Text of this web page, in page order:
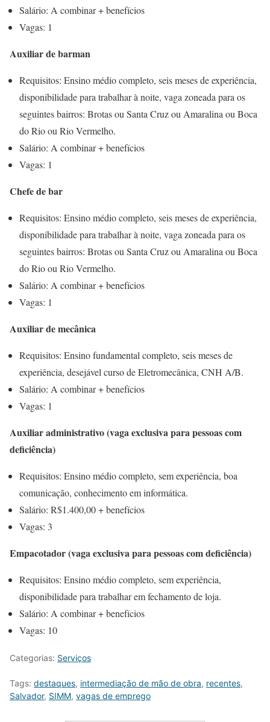
Salário: A combinar + benefícios
Vagas: 1
Auxiliar de barman
Requisitos: Ensino médio completo, seis meses de experiência,
disponibilidade para trabalhar à noite, vaga zoneada para os
seguintes bairros: Brotas ou Santa Cruz ou Amaralina ou Boca
do Rio ou Rio Vermelho.
Salário: A combinar + benefícios
Vagas: 1
Chefe de bar
Requisitos: Ensino médio completo, seis meses de experiência,
disponibilidade para trabalhar à noite, vaga zoneada para os
seguintes bairros: Brotas ou Santa Cruz ou Amaralina ou Boca
do Rio ou Rio Vermelho.
Salário: A combinar + benefícios
Vagas: 1
Auxiliar de mecânica
Requisitos: Ensino fundamental completo, seis meses de
experiência, desejável curso de Eletromecânica, CNH A/B.
Salário: A combinar + benefícios
Vagas: 1
Auxiliar administrativo (vaga exclusiva para pessoas com
deficiência)
Requisitos: Ensino médio completo, sem experiência, boa
comunicação, conhecimento em informática.
Salário: R$1.400,00 + benefícios
Vagas: 3
Empacotador (vaga exclusiva para pessoas com deficiência)
Requisitos: Ensino médio completo, sem experiência,
disponibilidade para trabalhar em fechamento de loja.
Salário: A combinar + benefícios
Vagas: 10
Categorias: Serviços
Tags: destaques, intermediação de mão de obra, recentes,
Salvador, SIMM, vagas de emprego